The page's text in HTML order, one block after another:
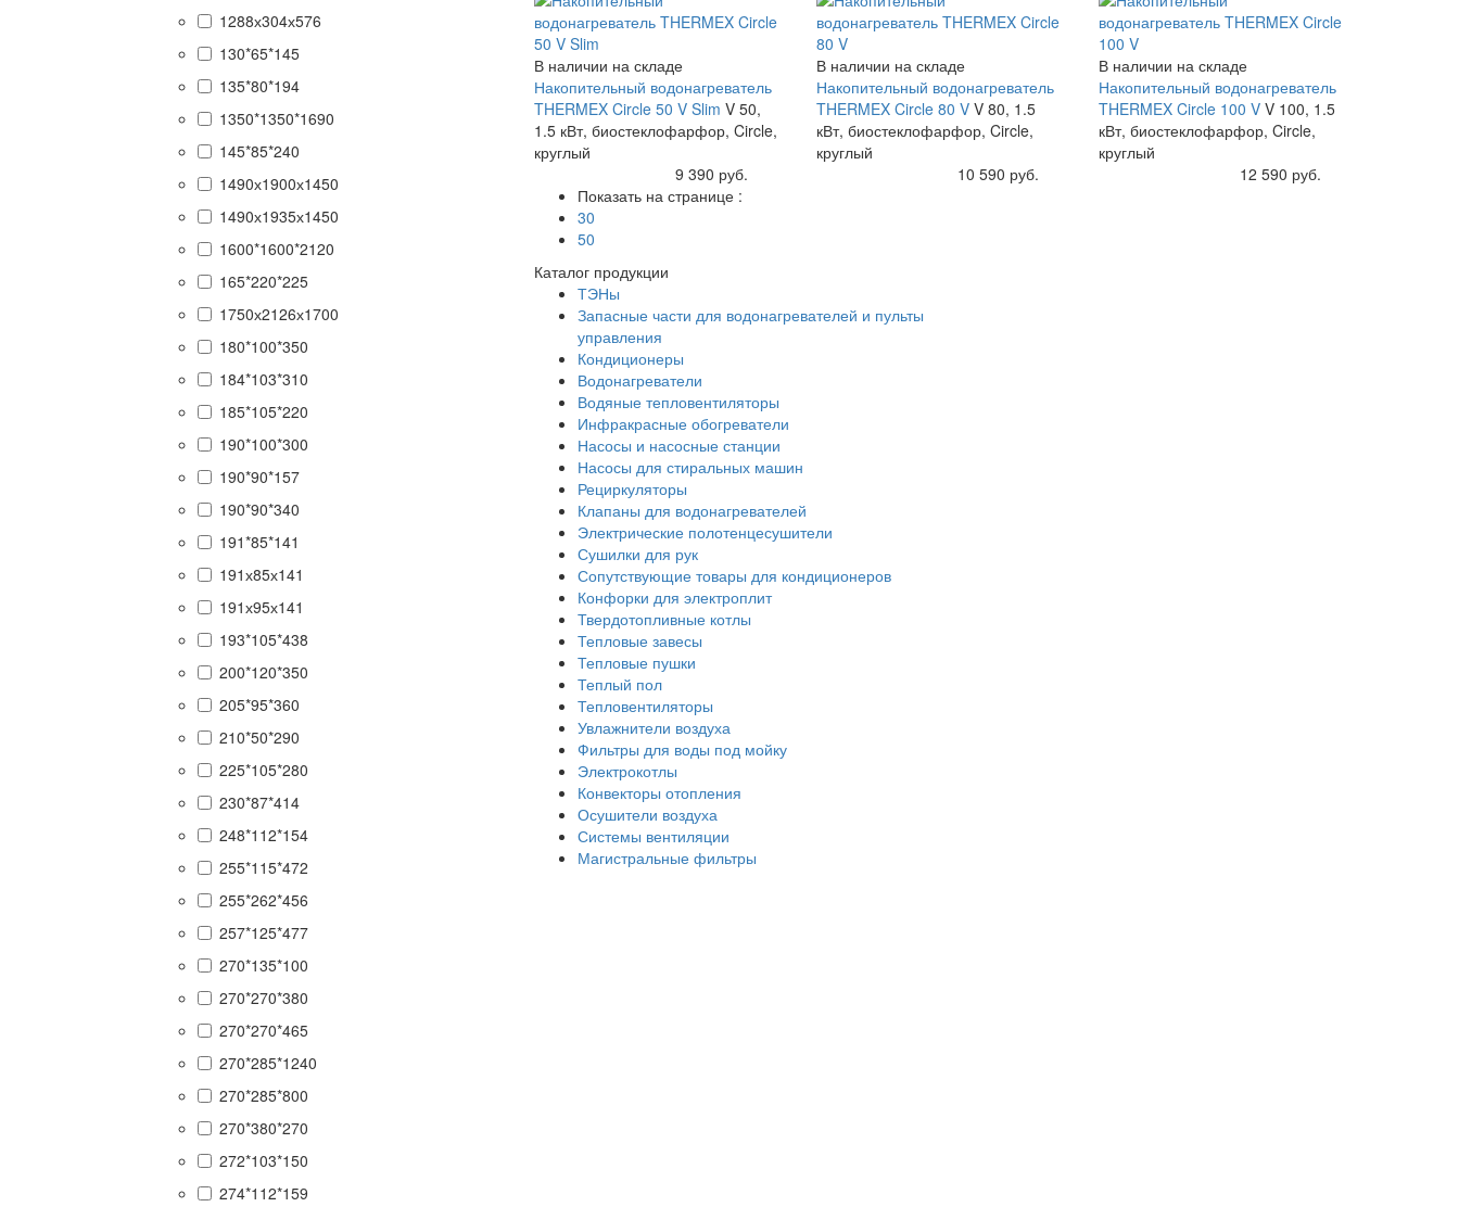
1288х304х576
130*65*145
135*80*194
1350*1350*1690
145*85*240
1490х1900х1450
1490х1935х1450
1600*1600*2120
165*220*225
1750х2126х1700
180*100*350
184*103*310
185*105*220
190*100*300
190*90*157
190*90*340
191*85*141
191х85х141
191х95х141
193*105*438
200*120*350
205*95*360
210*50*290
225*105*280
230*87*414
248*112*154
255*115*472
255*262*456
257*125*477
270*135*100
270*270*380
270*270*465
270*285*1240
270*285*800
270*380*270
272*103*150
274*112*159
В наличии на складе
Накопительный водонагреватель
THERMEX Circle 50 V Slim V 50,
1.5 кВт, биостеклофарфор, Circle,
круглый
9 390 руб.
В наличии на складе
Накопительный водонагреватель
THERMEX Circle 80 V V 80, 1.5
кВт, биостеклофарфор, Circle,
круглый
10 590 руб.
В наличии на складе
Накопительный водонагреватель
THERMEX Circle 100 V V 100, 1.5
кВт, биостеклофарфор, Circle,
круглый
12 590 руб.
Показать на странице :
30
50
Каталог продукции
ТЭНы
Запасные части для водонагревателей и пульты
управления
Кондиционеры
Водонагреватели
Водяные тепловентиляторы
Инфракрасные обогреватели
Насосы и насосные станции
Насосы для стиральных машин
Рециркуляторы
Клапаны для водонагревателей
Электрические полотенцесушители
Сушилки для рук
Сопутствующие товары для кондиционеров
Конфорки для электроплит
Твердотопливные котлы
Тепловые завесы
Тепловые пушки
Теплый пол
Тепловентиляторы
Увлажнители воздуха
Фильтры для воды под мойку
Электрокотлы
Конвекторы отопления
Осушители воздуха
Системы вентиляции
Магистральные фильтры